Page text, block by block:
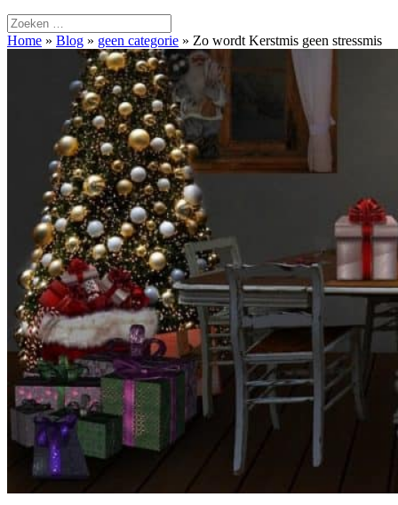
Home » Blog » geen categorie » Zo wordt Kerstmis geen stressmis